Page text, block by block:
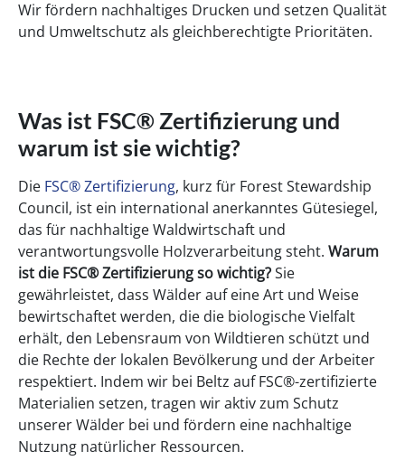
Wir fördern nachhaltiges Drucken und setzen Qualität
und Umweltschutz als gleichberechtigte Prioritäten.
Was ist FSC® Zertifizierung und
warum ist sie wichtig?
Die FSC® Zertifizierung, kurz für Forest Stewardship
Council, ist ein international anerkanntes Gütesiegel,
das für nachhaltige Waldwirtschaft und
verantwortungsvolle Holzverarbeitung steht. Warum
ist die FSC® Zertifizierung so wichtig?Sie
gewährleistet, dass Wälder auf eine Art und Weise
bewirtschaftet werden, die die biologische Vielfalt
erhält, den Lebensraum von Wildtieren schützt und
die Rechte der lokalen Bevölkerung und der Arbeiter
respektiert. Indem wir bei Beltz auf FSC®-zertifizierte
Materialien setzen, tragen wir aktiv zum Schutz
unserer Wälder bei und fördern eine nachhaltige
Nutzung natürlicher Ressourcen.